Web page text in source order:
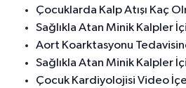
Çocuklarda Kalp Atışı Kaç
Sağlıkla Atan Minik Kalpler
Aort Koarktasyonu
Sağlıkla Atan Minik Kalpler
Çocuk Kardiyolojisi Video